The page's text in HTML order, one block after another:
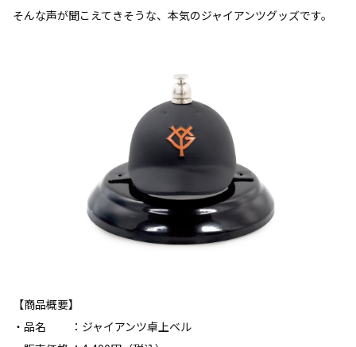
そんな声が聞こえてきそうな、本気のジャイアンツグッズです。
【商品概要】
・品名 ：ジャイアンツ卓上ベル